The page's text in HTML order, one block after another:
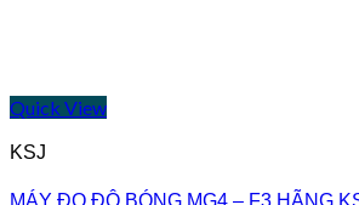
Quick View
KSJ
MÁY ĐO ĐỘ BÓNG MG4 – F3 HÃNG